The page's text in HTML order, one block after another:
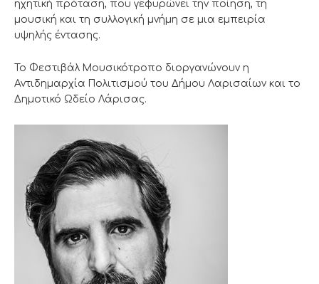
ηχητική πρόταση, που γεφυρώνει την ποίηση, τη
μουσική και τη συλλογική μνήμη σε μια εμπειρία
υψηλής έντασης.
Το Φεστιβάλ Μουσικότροπο διοργανώνουν η
Αντιδημαρχία Πολιτισμού του Δήμου Λαρισαίων και το
Δημοτικό Ωδείο Λάρισας.